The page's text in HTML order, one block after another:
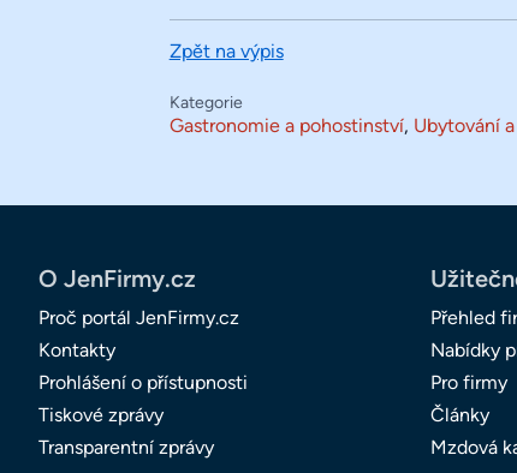
Zpět na výpis
Kategorie
Gastronomie a pohostinství, Ubytování
O JenFirmy.cz
Proč portál JenFirmy.cz
Kontakty
Prohlášení o přístupnosti
Tiskové zprávy
Transparentní zprávy
Přehled
Nabídky
Pro firmy
Články
Mzdová